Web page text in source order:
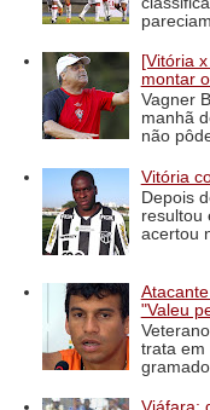
[Vitória
montar
Vagner
manhã
não
Vitória
Depois
resultou
acertou
"Valeu
trata em